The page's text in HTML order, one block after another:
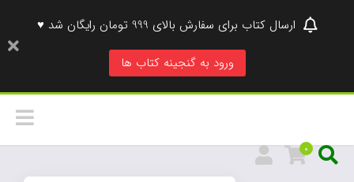
ارسال کتاب برای سفارش بالای 999 تومان رایگان شد ♥
ورود به گنجینه کتاب ها